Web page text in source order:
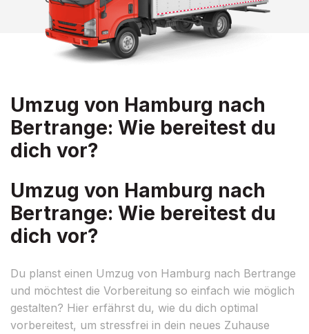
Umzug von Hamburg nach
Bertrange: Wie bereitest du
dich vor?
Umzug von Hamburg nach
Bertrange: Wie bereitest du
dich vor?
Du planst einen Umzug von Hamburg nach Bertrange
und möchtest die Vorbereitung so einfach wie möglich
gestalten? Hier erfährst du, wie du dich optimal
vorbereitest, um stressfrei in dein neues Zuhause